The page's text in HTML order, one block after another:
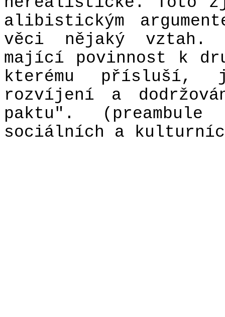
alibistickým
věci nějaký vztah.
mající povinnost k
kterému přísluší,
rozvíjení a
paktu". (preambule
sociálních a